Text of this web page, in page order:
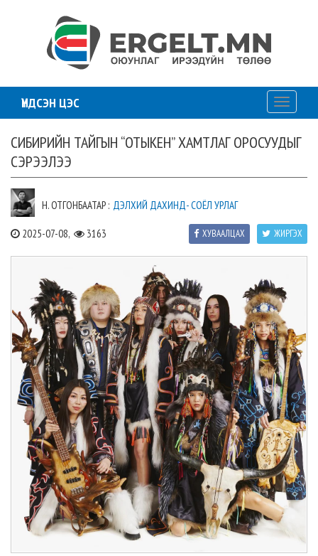
ҮНДСЭН ЦЭС
Toggle
СИБИРИЙН ТАЙГЫН “ОТЫКЕН” ХАМТЛАГ ОРОСУУДЫГ
СЭРЭЭЛЭЭ
Н. ОТГОНБААТАР : ДЭЛХИЙ ДАХИНД- СОЁЛ УРЛАГ
2025-07-08, 3163 ЖИРГЭХ
ХУВААЛЦАХ